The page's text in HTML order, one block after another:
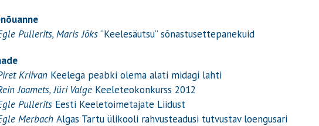
Pullerits, Maris Jõks“Keelesäutsu” sõnastusettepanekuid
Kriivan Keelega peabki olema alati midagi lahti
Joamets, Jüri Valge Keeleteokonkurss 2012
Pullerits Eesti Keeletoimetajate Liidust
MerbachAlgas Tartu ülikooli rahvusteadusi tutvustav loengusari